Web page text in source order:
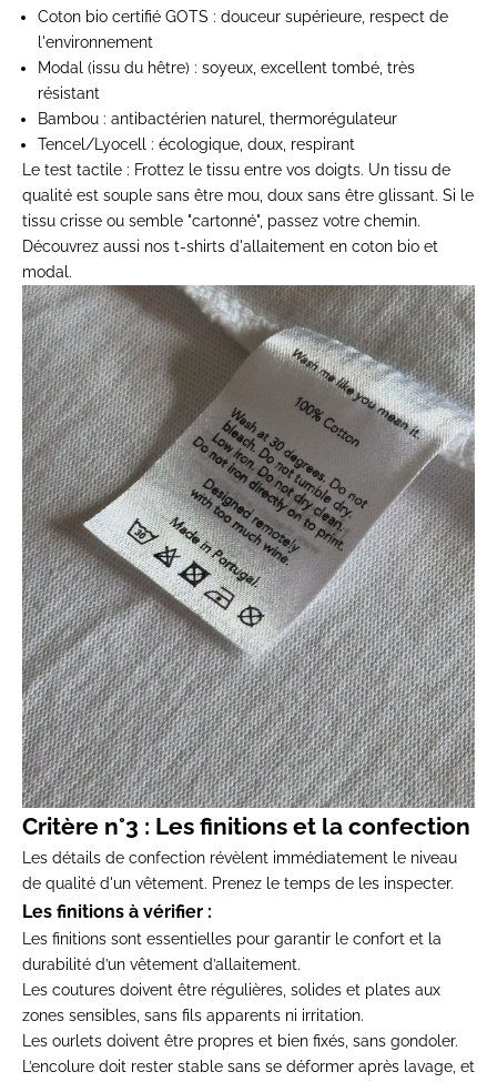
Coton bio certifié GOTS : douceur supérieure, respect de
l'environnement
Modal (issu du hêtre) : soyeux, excellent tombé, très
résistant
Bambou : antibactérien naturel, thermorégulateur
Tencel/Lyocell
: écologique, doux, respirant
Le test tactile : Frottez le tissu entre vos doigts. Un tissu de
qualité est souple sans être mou, doux sans être glissant. Si le
tissu crisse ou semble "cartonné", passez votre chemin.
Découvrez aussi nos t-shirts d'allaitement en coton bio et
modal.
Critère n°3 : Les finitions et la confection
Les détails de confection révèlent immédiatement le niveau
de qualité d'un vêtement. Prenez le temps de les inspecter.
Les finitions à vérifier :
Les finitions sont essentielles pour garantir le confort et la
durabilité d’un vêtement d’allaitement.
Les coutures doivent être régulières, solides et plates aux
zones sensibles, sans fils apparents ni irritation.
Les ourlets doivent être propres et bien fixés, sans gondoler.
L’encolure doit rester stable sans se déformer après lavage, et